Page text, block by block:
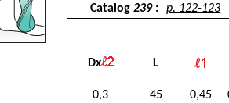
Catalog239: p. 122-123
Dx L
0,3 45 0,45